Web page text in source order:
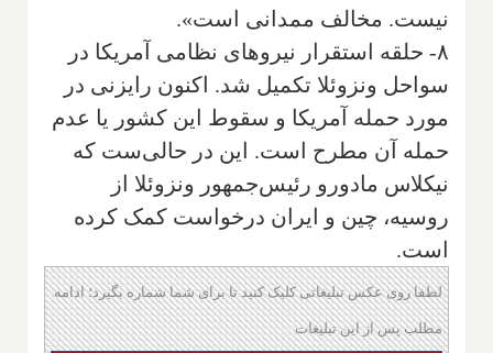
نیست. مخالف ممدانی است».
۸- حلقه استقرار نیروهای نظامی آمریکا در
سواحل ونزوئلا تکمیل شد. اکنون رایزنی در
مورد حمله آمریکا و سقوط این کشور یا عدم
حمله آن مطرح است. این در حالی‌ست که
نیکلاس مادورو رئیس‌جمهور ونزوئلا از
روسیه، چین و ایران درخواست کمک کرده
است.
لطفا روی عکس تبلیغاتی کلیک کنید تا برای شما شماره بگیرد؛ ادامه
مطلب پس از این تبلیغات